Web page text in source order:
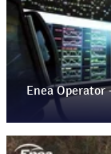
Enea Operator